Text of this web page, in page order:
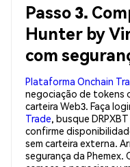
Passo 3.
Hunter by
com
Plataforma Onchain
negociação de tokens
carteira Web3. Faça
Trade, busque
confirme
sem carteira externa.
segurança da Phemex.